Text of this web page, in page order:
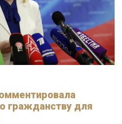
гражданству для